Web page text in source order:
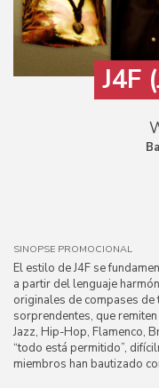
J4F
SINOPSE PROMOCIONAL
El estilo de J4F se
a partir del lenguaje
originales de compases
sorprendentes, que
Jazz, Hip-Hop, Flamenco,
“todo está permitido”,
miembros han bautizado